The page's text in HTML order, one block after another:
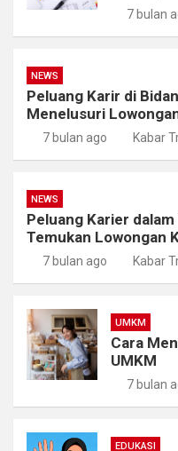
7 bulan
NEWS
Peluang Karir di
Menelusuri
7 bulan ago Kabar
NEWS
Peluang Karier
Temukan Lowongan
7 bulan ago Kabar
UMKM
Cara
UMKM
7 bulan
EDUKASI